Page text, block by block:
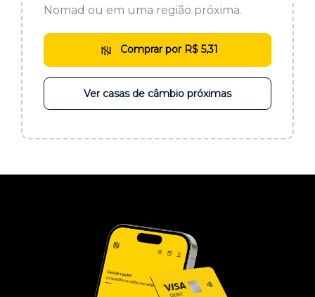
Nomad ou em uma região próxima.
Comprar por R$ 5,31
Ver casas de câmbio próximas